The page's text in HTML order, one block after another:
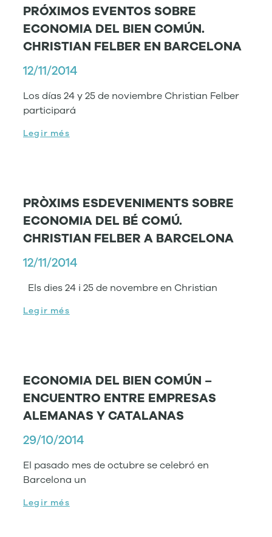
PRÓXIMOS EVENTOS SOBRE
ECONOMIA DEL BIEN COMÚN.
CHRISTIAN FELBER EN BARCELONA
12/11/2014
Los días 24 y 25 de noviembre Christian Felber
participará
Legir més
PRÒXIMS ESDEVENIMENTS SOBRE
ECONOMIA DEL BÉ COMÚ.
CHRISTIAN FELBER A BARCELONA
12/11/2014
Els dies 24 i 25 de novembre en Christian
Legir més
ECONOMIA DEL BIEN COMÚN –
ENCUENTRO ENTRE EMPRESAS
ALEMANAS Y CATALANAS
29/10/2014
El pasado mes de octubre se celebró en
Barcelona un
Legir més